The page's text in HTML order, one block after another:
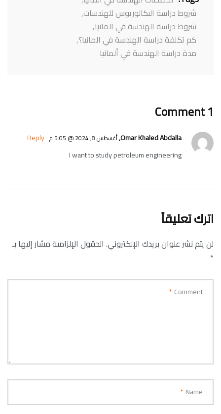
شروط دراسة البكالوريوس للهندسات,
شروط دراسة الهندسة في المانيا,
كم تكلفة دراسة الهندسة في المانيا؟,
مدة دراسة الهندسة في ألمانيا
1 Comment
Omar Khaled Abdalla, أغسطس 8, 2024 @ 5:05 م
Reply
I want to study petroleum engineering
اترك تعليقاً
لن يتم نشر عنوان بريدك الإلكتروني. الحقول الإلزامية مشار إليها بـ
*
Comment
*
Name
*